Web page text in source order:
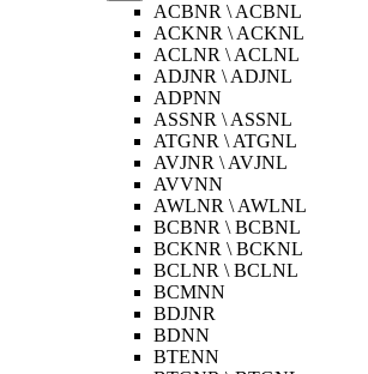
ACBNR \ ACBNL
ACKNR \ ACKNL
ACLNR \ ACLNL
ADJNR \ ADJNL
ADPNN
ASSNR \ ASSNL
ATGNR \ ATGNL
AVJNR \ AVJNL
AVVNN
AWLNR \ AWLNL
BCBNR \ BCBNL
BCKNR \ BCKNL
BCLNR \ BCLNL
BCMNN
BDJNR
BDNN
BTENN